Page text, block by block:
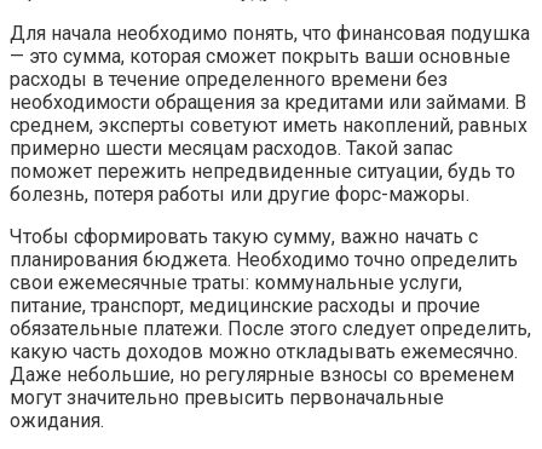
Для начала необходимо понять, что финансовая подушка
— это сумма, которая сможет покрыть ваши основные
расходы в течение определенного времени без
необходимости обращения за кредитами или займами. В
среднем, эксперты советуют иметь накоплений, равных
примерно шести месяцам расходов. Такой запас
поможет пережить непредвиденные ситуации, будь то
болезнь, потеря работы или другие форс-мажоры.
Чтобы сформировать такую сумму, важно начать с
планирования бюджета. Необходимо точно определить
свои ежемесячные траты: коммунальные услуги,
питание, транспорт, медицинские расходы и прочие
обязательные платежи. После этого следует определить,
какую часть доходов можно откладывать ежемесячно.
Даже небольшие, но регулярные взносы со временем
могут значительно превысить первоначальные
ожидания.